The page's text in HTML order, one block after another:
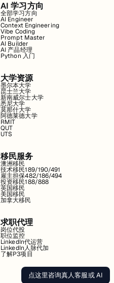
AI 学习方向
全部学习方向
AI Engineer
Context Engineering
Vibe Coding
Prompt Master
AI Builder
AI 产品经理
Python 入门
大学资源
墨尔本大学
昆士兰大学
新南威尔士大学
悉尼大学
莫那什大学
阿德莱德大学
RMIT
QUT
UTS
移民服务
澳洲移民
技术移民189/190/491
雇主担保482/186/494
投资移民188/888
英国移民
美国移民
加拿大移民
求职代理
岗位代投
职位监控
LinkedIn代运营
LinkedIn人脉代加
了解P3项目
点这里咨询真人客服或 AI